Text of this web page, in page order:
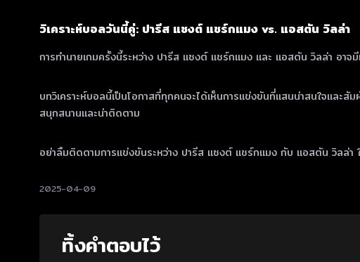
วิเคราะห์บอลวันนี้คู่: ปารีส แซงต์ แชร์กแมง vs. แอสตัน วิลล่า
การทำนายเกมครั้งนี้ระหว่าง ปารีส แซงต์ แชร์กแมง และ แอสตัน วิลล่า อา
บทวิเคราะห์บอลนี้เป็นโอกาสที่ทุกคนจะได้เห็นการแข่งขันที่แสนน่าสนใจและ
สนุกสนานและน่าติดตาม
อย่าลืมติดตามการแข่งขันระหว่าง ปารีส แซงต์ แชร์กแมง กับ แอสตัน วิลล่
2025-04-09
ทิ้งคำตอบไว้